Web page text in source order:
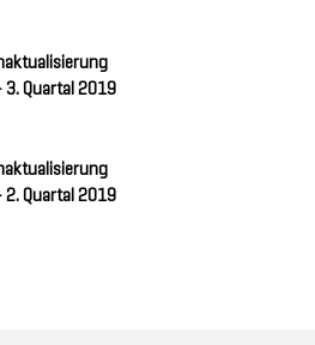
3. Quartal 2019
2. Quartal 2019